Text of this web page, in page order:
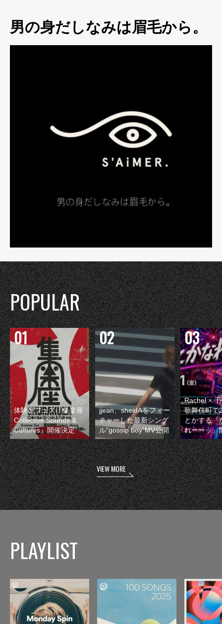
男の身だしなみは眉毛から。
POPULAR
体験型フェス『集楽座
Collective Sounds &
Cultures』開催決定
jjean、sheidAをフィー
チャーした最新シング
ル“gossip boy”MV公開
Rachel ×
歌舞伎町で
とかする『
れーーッ』
VIEW MORE
PLAYLIST